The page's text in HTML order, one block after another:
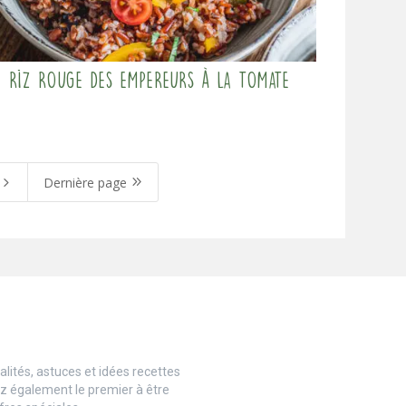
Riz rouge des Empereurs à la tomate
Dernière page 9
astuces et idées recettes
également le premier à être